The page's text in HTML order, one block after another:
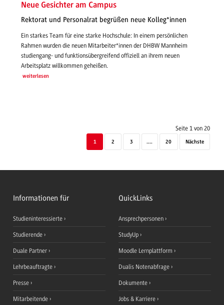
Neue Gesichter am Campus
Rektorat und Personalrat begrüßen neue Kolleg*innen
Ein starkes Team für eine starke Hochschule: In einem persönlichen
Rahmen wurden die neuen Mitarbeiter*innen der DHBW Mannheim
studiengang- und funktionsübergreifend offiziell an ihrem neuen
Arbeitsplatz willkommen geheißen.
weiterlesen
Seite 1 von 20
1 2 3 .... 20 Nächste
Informationen für
Studieninteressierte
Studierende
Duale Partner
Lehrbeauftragte
Presse
Mitarbeitende
QuickLinks
Ansprechpersonen
StudyUp
Moodle Lernplattform
Dualis Notenabfrage
Dokumente
Jobs & Karriere